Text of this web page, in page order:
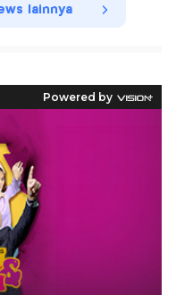
lainnya